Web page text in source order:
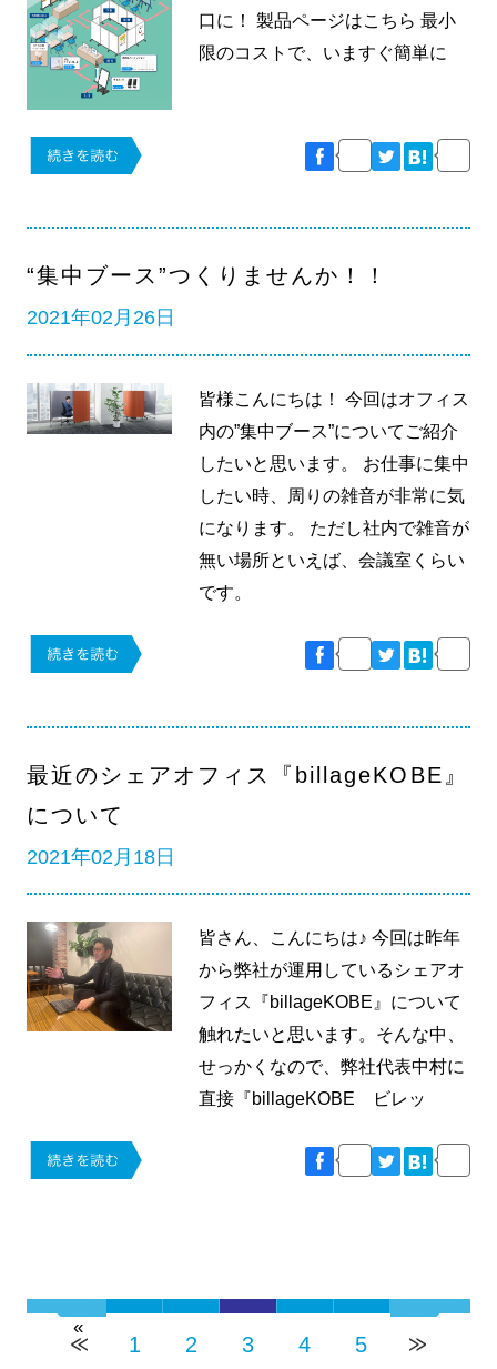
口に！ 製品ページはこちら 最小
限のコストで、いますぐ簡単に
“集中ブース”つくりませんか！！
2021年02月26日
皆様こんにちは！ 今回はオフィス
内の”集中ブース”についてご紹介
したいと思います。 お仕事に集中
したい時、周りの雑音が非常に気
になります。 ただし社内で雑音が
無い場所といえば、会議室くらい
です。
最近のシェアオフィス『billageKOBE』
について
2021年02月18日
皆さん、こんにちは♪ 今回は昨年
から弊社が運用しているシェアオ
フィス『billageKOBE』について
触れたいと思います。そんな中、
せっかくなので、弊社代表中村に
直接『billageKOBE ビレッ
«
1 2 3 4 5